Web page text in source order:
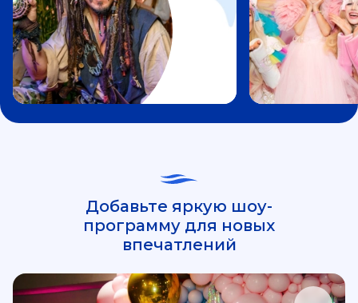
Добавьте яркую шоу-
программу для новых
впечатлений